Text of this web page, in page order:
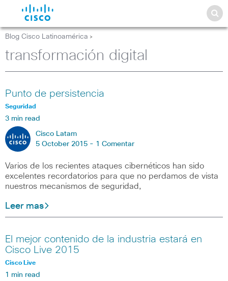
Blog Cisco Latinoamérica >
transformación digital
Punto de persistencia
Seguridad
3 min read
Cisco Latam
5 October 2015 - 1 Comentar
Varios de los recientes ataques cibernéticos han sido
excelentes recordatorios para que no perdamos de vista
nuestros mecanismos de seguridad,
Leer mas
El mejor contenido de la industria estará en
Cisco Live 2015
Cisco Live
1 min read